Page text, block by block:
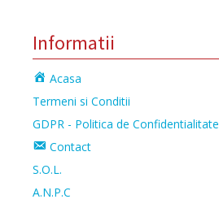
Informatii
Acasa
Termeni si Conditii
GDPR - Politica de Confidentialitate
Contact
S.O.L.
A.N.P.C